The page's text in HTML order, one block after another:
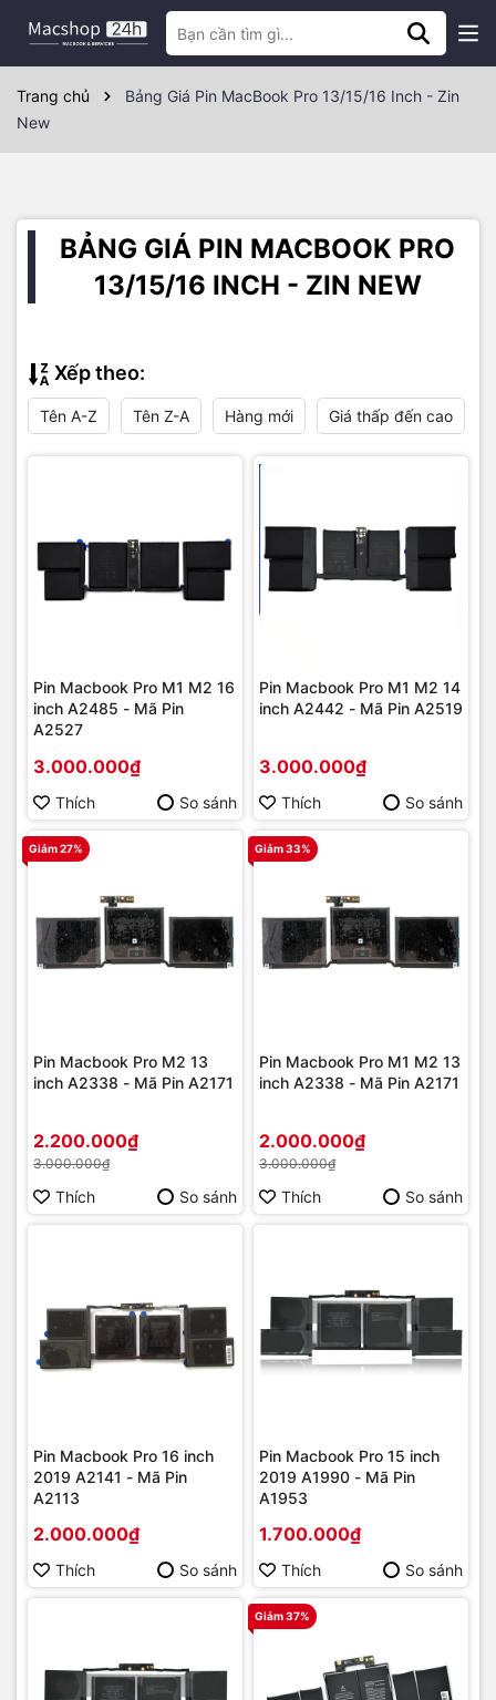
Trang chủ
Bảng Giá Pin MacBook Pro 13/15/16 Inch - Zin
New
BẢNG GIÁ PIN MACBOOK PRO
13/15/16 INCH - ZIN NEW
Xếp theo:
Tên A-Z Tên Z-A Hàng mới Giá thấp đến cao
Pin Macbook Pro M1 M2 16
inch A2485 - Mã Pin
A2527
3.000.000₫
Thích So sánh
Pin Macbook Pro M1 M2 14
inch A2442 - Mã Pin A2519
3.000.000₫
Thích So sánh
Giảm 27%
Pin Macbook Pro M2 13
inch A2338 - Mã Pin A2171
2.200.000₫
3.000.000₫
Thích So sánh
Giảm 33%
Pin Macbook Pro M1 M2 13
inch A2338 - Mã Pin A2171
2.000.000₫
3.000.000₫
Thích So sánh
Pin Macbook Pro 16 inch
2019 A2141 - Mã Pin
A2113
2.000.000₫
Thích So sánh
Pin Macbook Pro 15 inch
2019 A1990 - Mã Pin
A1953
1.700.000₫
Thích So sánh
Giảm 37%